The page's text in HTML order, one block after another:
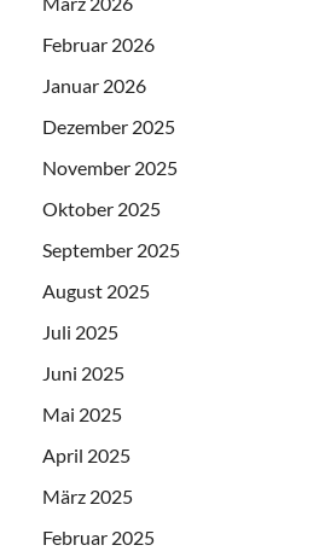
Februar 2026
Januar 2026
Dezember 2025
November 2025
Oktober 2025
September 2025
August 2025
Juli 2025
Juni 2025
Mai 2025
April 2025
März 2025
Februar 2025